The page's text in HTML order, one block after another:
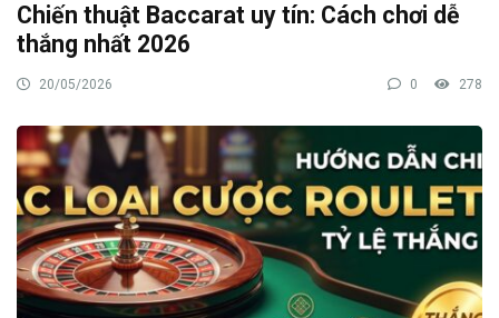
Chiến thuật Baccarat uy tín: Cách chơi dễ
thắng nhất 2026
20/05/2026 0 278